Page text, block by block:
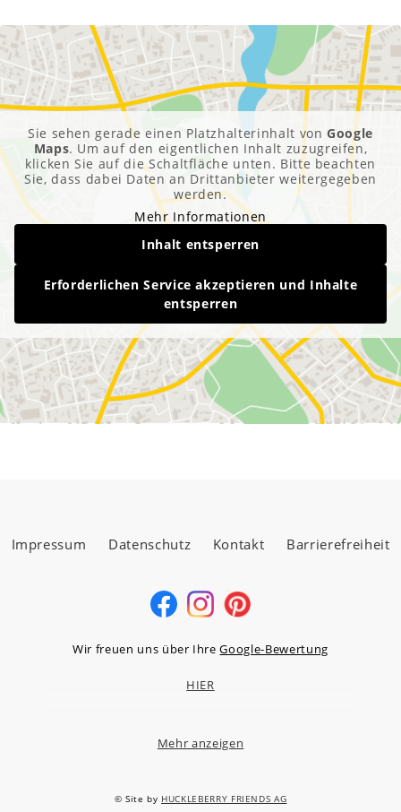
Sie sehen gerade einen Platzhalterinhalt vonGoogle
Maps. Um auf den eigentlichen Inhalt zuzugreifen,
klicken Sie auf die Schaltfläche unten. Bitte beachten
Sie, dass dabei Daten an Drittanbieter weitergegeben
werden.
Mehr Informationen
Inhalt entsperren
Erforderlichen Service akzeptieren und Inhalte
entsperren
Impressum Datenschutz Kontakt Barrierefreiheit
Wir freuen uns über IhreGoogle-Bewertung
HIER
Niederstedter Weg 13A – 17, 61348 Bad Homburg v.d.H.
Mehr anzeigen
© Site by HUCKLEBERRY FRIENDS AG